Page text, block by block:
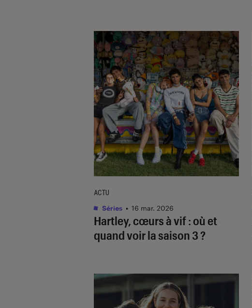
Hartley, cœurs à vif: où et
quand voir la saison 3 ?
ACTU
Séries • 16 mar. 2026